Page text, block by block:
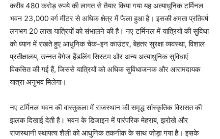
करीब 480 करोड़ रुपये की लागत से तैयार किया गया यह अत्याधुनिक टर्मिनल
भवन 23,000 वर्ग मीटर से अधिक क्षेत्र में फैला हुआ है। इसकी क्षमता प्रतिवर्ष
लगभग 20 लाख यात्रियों को संभालने की है। नए टर्मिनल में यात्रियों की सुविधा
को ध्यान में रखते हुए आधुनिक चेक-इन काउंटर, बेहतर सुरक्षा व्यवस्था, विशाल
प्रतीक्षालय, उन्नत बैगेज हैंडलिंग सिस्टम और अन्य अत्याधुनिक सुविधाएं
विकसित की गई हैं, जिससे यात्रियों को अधिक सुविधाजनक और आरामदायक
यात्रा अनुभव मिलेगा।
नए टर्मिनल भवन की वास्तुकला में राजस्थान की समृद्ध सांस्कृतिक विरासत की
झलक दिखाई देती है। भवन के डिजाइन में पारंपरिक मेहराब, झरोखे और
राजस्थानी स्थापत्य शैली को आधुनिक तकनीक के साथ जोड़ा गया है। इसके